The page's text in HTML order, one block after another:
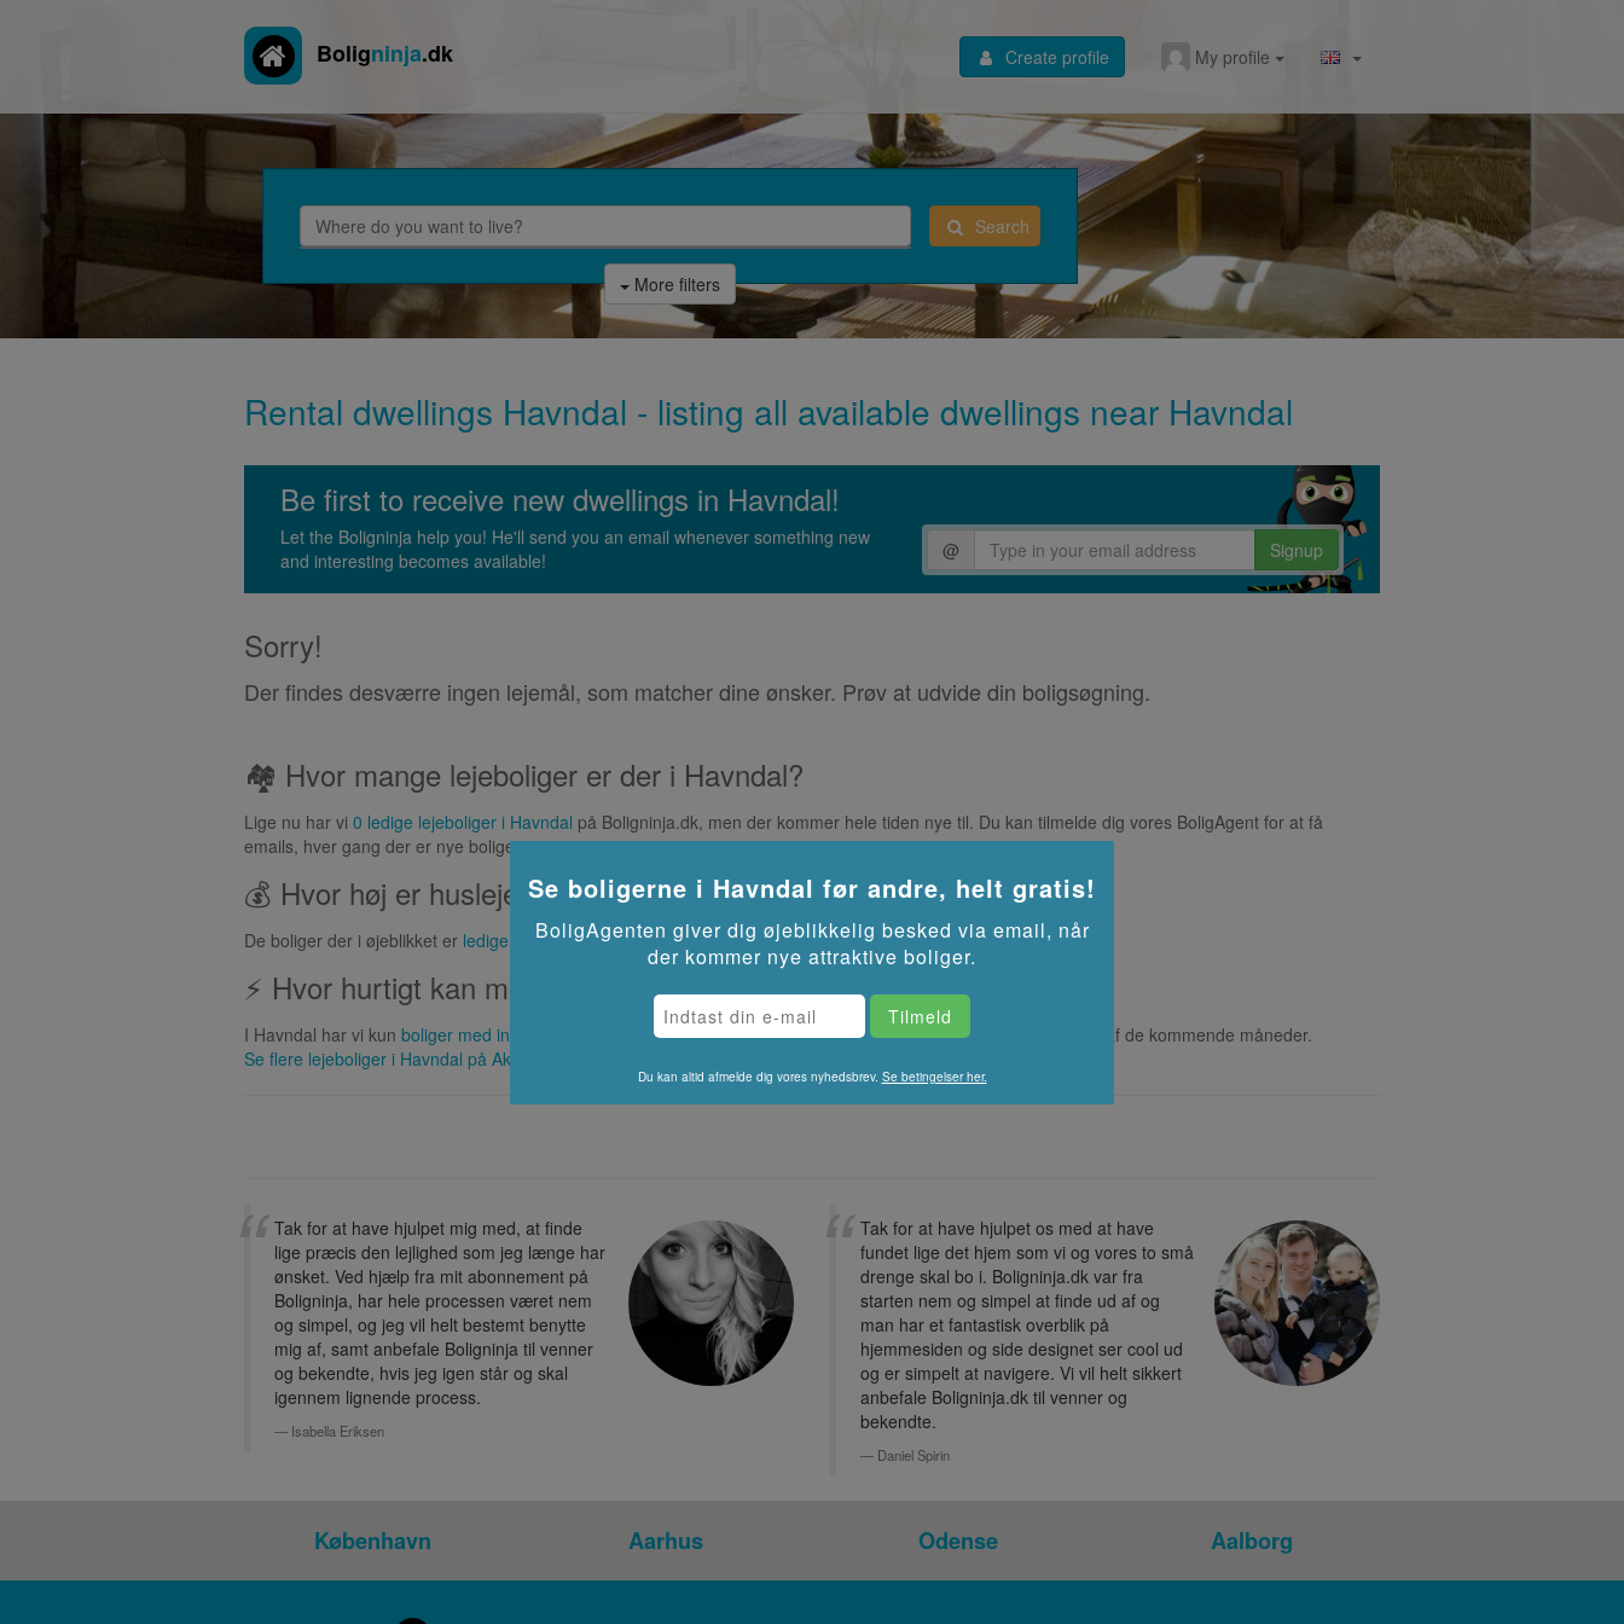
Boligninja.dk Create profile My profile
Search
More filters
Rental dwellings Havndal - listing all available dwellings near Havndal
Be first to receive new dwellings in Havndal!
Let the Boligninja help you! He'll send you an email whenever something new
and interesting becomes available!
@ Signup
Sorry!
Der findes desværre ingen lejemål, som matcher dine ønsker. Prøv at udvide din boligsøgning.
🏘 Hvor mange lejeboliger er der i Havndal?
Lige nu har vi 0 ledige lejeboliger i Havndal på Boligninja.dk, men der kommer hele tiden nye til. Du kan tilmelde dig vores BoligAgent for at få
emails, hver gang der er nye boliger.
💰 Hvor høj er huslejen i Havndal?
De boliger der i øjeblikket er ledige i Havndalhar husleje fra til .
⚡ Hvor hurtigt kan man få bolig i Havndal?
I Havndal har vi kun boliger med ingen eller meget kort ventetid, så det er som regel muligt at få bolig fra starten af de kommende måneder.
Se flere lejeboliger i Havndal på Akutbolig.dk
Tak for at have hjulpet mig med, at finde
lige præcis den lejlighed som jeg længe har
ønsket. Ved hjælp fra mit abonnement på
Boligninja, har hele processen været nem
og simpel, og jeg vil helt bestemt benytte
mig af, samt anbefale Boligninja til venner
og bekendte, hvis jeg igen står og skal
igennem lignende process.
Isabella Eriksen
Tak for at have hjulpet os med at have
fundet lige det hjem som vi og vores to små
drenge skal bo i. Boligninja.dk var fra
starten nem og simpel at finde ud af og
man har et fantastisk overblik på
hjemmesiden og side designet ser cool ud
og er simpelt at navigere. Vi vil helt sikkert
anbefale Boligninja.dk til venner og
bekendte.
Daniel Spirin
København Aarhus Odense Aalborg
Se boligerne i Havndal før andre, helt gratis!
BoligAgenten giver dig øjeblikkelig besked via email, når
der kommer nye attraktive boliger.
Du kan altid afmelde dig vores nyhedsbrev. Se betingelser her.